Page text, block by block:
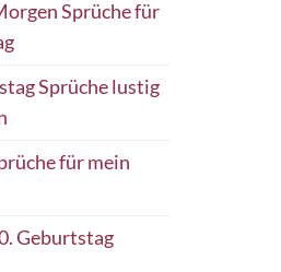
Sprüche für
Sprüche lustig
für mein
Geburtstag